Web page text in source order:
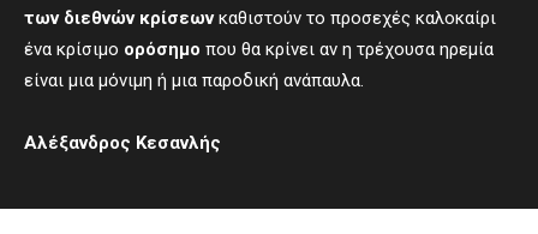
των διεθνών κρίσεωνκαθιστούν το προσεχές καλοκαίρι
ένα κρίσιμο ορόσημο που θα κρίνει αν η τρέχουσα ηρεμία
είναι μια μόνιμη ή μια παροδική ανάπαυλα.
Aλέξανδρος Κεσανλής